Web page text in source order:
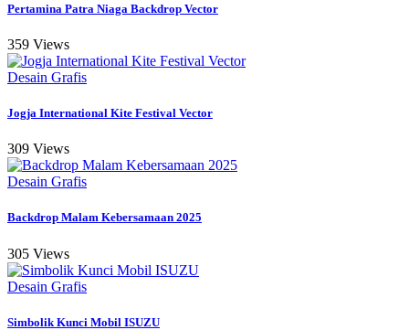
Pertamina Patra Niaga Backdrop Vector
359 Views
Desain Grafis
Jogja International Kite Festival Vector
309 Views
Desain Grafis
Backdrop Malam Kebersamaan 2025
305 Views
Desain Grafis
Simbolik Kunci Mobil ISUZU